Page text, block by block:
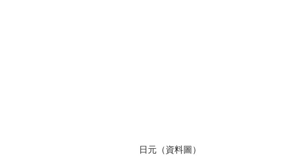
日元（資料圖）